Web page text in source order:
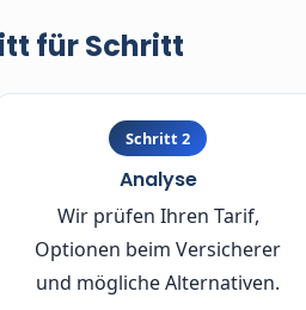
für Schritt
Schritt 2
Analyse
Wir prüfen Ihren Tarif,
Optionen beim Versicherer
und mögliche Alternativen.